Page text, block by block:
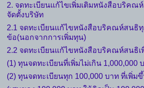
2. จดทะเบียนแก้ไขเพิ่มเติมหนังสือบริคณ
จัดตั้งบริษัท
2.1 จดทะเบียนแก้ไขหนังสือบริคณห์สนธิ
ข้อ(นอกจากการเพิ่มทุน)
2.2 จดทะเบียนแก้ไขหนังสือบริคณห์สนธิเ
(1) ทุนจดทะเบียนที่เพิ่มไม่เกิน 1,000,000
(2) ทุนจดทะเบียนทุก 100,000 บาท ที่เพิ่ม